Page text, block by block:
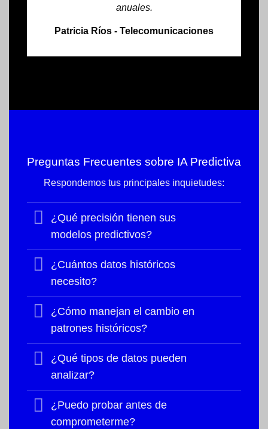
anuales.
Patricia Ríos - Telecomunicaciones
Preguntas Frecuentes sobre IA Predictiva
Respondemos tus principales inquietudes:
¿Qué precisión tienen sus
modelos predictivos?
¿Cuántos datos históricos
necesito?
¿Cómo manejan el cambio en
patrones históricos?
¿Qué tipos de datos pueden
analizar?
¿Puedo probar antes de
comprometerme?